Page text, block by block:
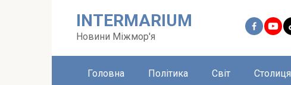
INTERMARIUM
Новини Міжмор'я
Головна Політика Світ Столиця